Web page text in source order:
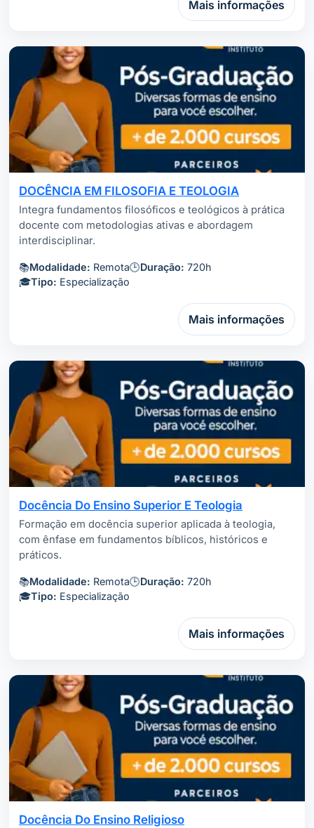
Mais informações
DOCÊNCIA EM FILOSOFIA E TEOLOGIA
Integra fundamentos filosóficos e teológicos à prática
docente com metodologias ativas e abordagem
interdisciplinar.
📚Modalidade: Remota🕒Duração: 720h
🎓Tipo: Especialização
Mais informações
Docência Do Ensino Superior E Teologia
Formação em docência superior aplicada à teologia,
com ênfase em fundamentos bíblicos, históricos e
práticos.
📚Modalidade: Remota🕒Duração: 720h
🎓Tipo: Especialização
Mais informações
Docência Do Ensino Religioso